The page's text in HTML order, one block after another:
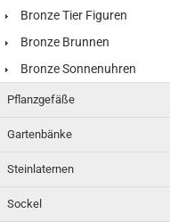
Bronze Tier Figuren
Bronze Brunnen
Bronze Sonnenuhren
Pflanzgefäße
Gartenbänke
Steinlaternen
Sockel